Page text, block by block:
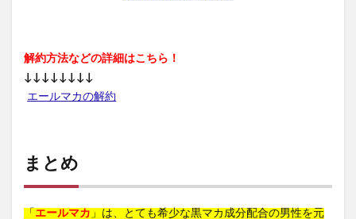
解約方法などの詳細はこちら！
↓↓↓↓↓↓↓↓
エールマカの解約
まとめ
「 エールマカ 」は、とても希少な黒マカ成分配合の男性を元